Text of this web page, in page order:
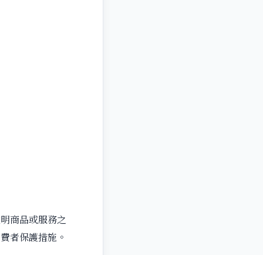
商品或服務之
者保護措施。